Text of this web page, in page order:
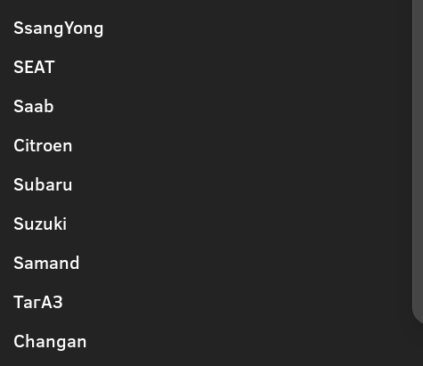
SsangYong
SEAT
Saab
Citroen
Subaru
Suzuki
Samand
ТагАЗ
Changan